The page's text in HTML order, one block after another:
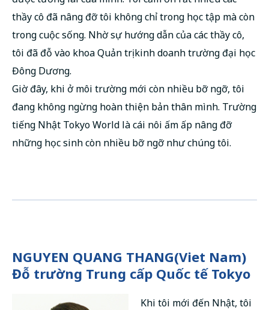
thầy cô đã nâng đỡ tôi không chỉ trong học tập mà còn
trong cuộc sống. Nhờ sự hướng dẫn của các thầy cô,
tôi đã đỗ vào khoa Quản trị kinh doanh trường đại học
Đông Dương.
Giờ đây, khi ở môi trường mới còn nhiều bỡ ngỡ, tôi
đang không ngừng hoàn thiện bản thân mình. Trường
tiếng Nhật Tokyo World là cái nôi ấm ấp nâng đỡ
những học sinh còn nhiều bỡ ngỡ như chúng tôi.
NGUYEN QUANG THANG(Viet Nam)
Đỗ trường Trung cấp Quốc tế Tokyo
Khi tôi mới đến Nhật, tôi